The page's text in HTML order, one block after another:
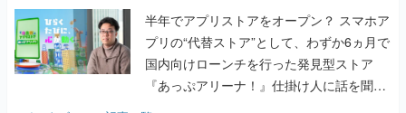
『あっぷアリーナ！』仕掛け人に話を聞い
てみた
インタビューの記事一覧